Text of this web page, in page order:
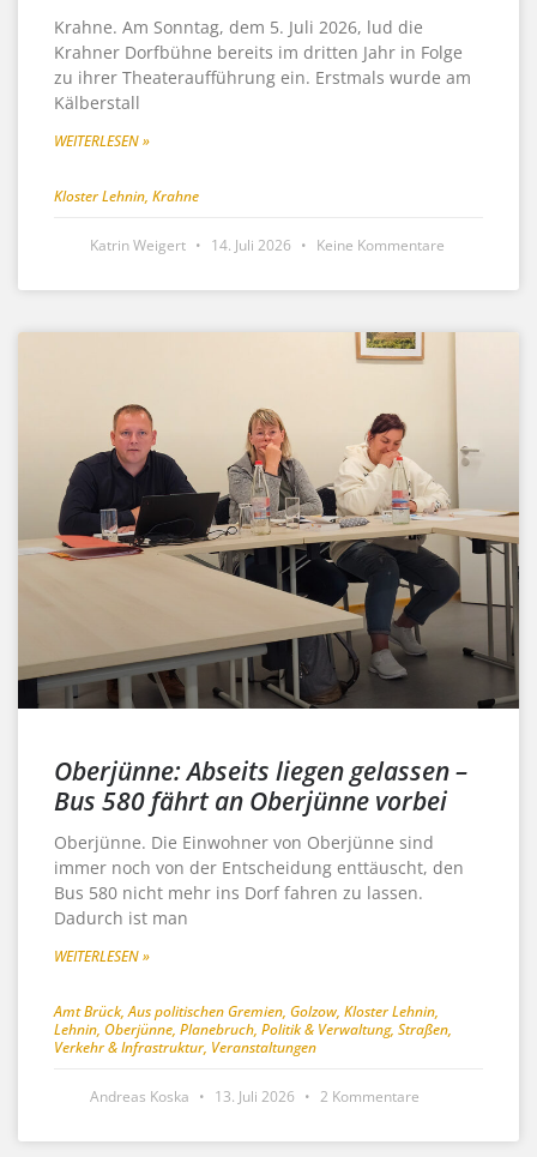
Krahne. Am Sonntag, dem 5. Juli 2026, lud die
Krahner Dorfbühne bereits im dritten Jahr in Folge
zu ihrer Theateraufführung ein. Erstmals wurde am
Kälberstall
WEITERLESEN »
Kloster Lehnin, Krahne
Katrin Weigert 14. Juli 2026 Keine Kommentare
Oberjünne: Abseits liegen gelassen –
Bus 580 fährt an Oberjünne vorbei
Oberjünne. Die Einwohner von Oberjünne sind
immer noch von der Entscheidung enttäuscht, den
Bus 580 nicht mehr ins Dorf fahren zu lassen.
Dadurch ist man
WEITERLESEN »
Amt Brück,Aus politischen Gremien, Golzow, Kloster Lehnin,
Lehnin, Oberjünne, Planebruch, Politik & Verwaltung, Straßen,
Verkehr & Infrastruktur, Veranstaltungen
Andreas Koska 13. Juli 2026 2 Kommentare